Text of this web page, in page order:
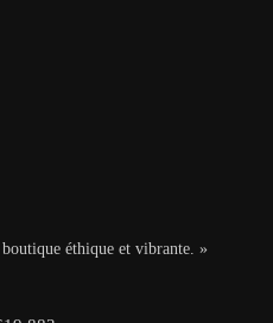
éthique et vibrante. »